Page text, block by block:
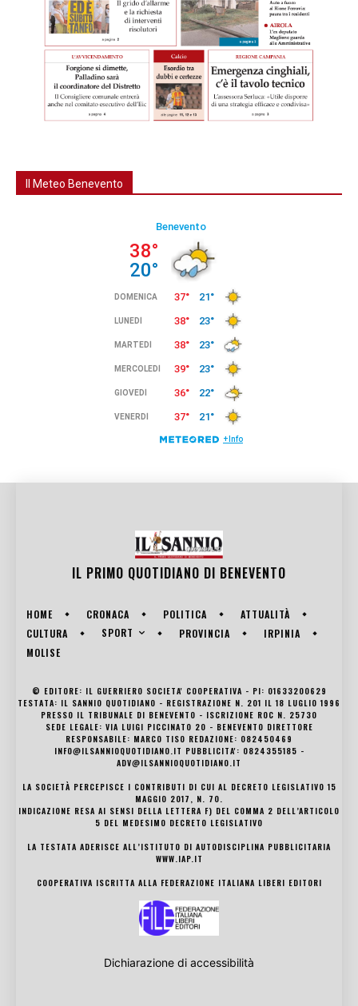
Il Meteo Benevento
IL PRIMO QUOTIDIANO DI BENEVENTO
HOME CRONACA POLITICA
ATTUALITÀ
CULTURA
SPORT PROVINCIA
IRPINIA
MOLISE
© EDITORE: IL GUERRIERO SOCIETA' COOPERATIVA - PI: 01633200629
TESTATA: IL SANNIO QUOTIDIANO - REGISTRAZIONE N. 201 IL 18 LUGLIO 1996
PRESSO IL TRIBUNALE DI BENEVENTO - ISCRIZIONE ROC N. 25730
SEDE LEGALE: VIA LUIGI PICCINATO 20 - BENEVENTO DIRETTORE
RESPONSABILE: MARCO TISO REDAZIONE: 082450469
INFO@ILSANNIOQUOTIDIANO.IT PUBBLICITA': 0824355185 -
ADV@ILSANNIOQUOTIDIANO.IT
LA SOCIETÀ PERCEPISCE I CONTRIBUTI DI CUI AL DECRETO LEGISLATIVO 15
MAGGIO 2017, N. 70.
INDICAZIONE RESA AI SENSI DELLA LETTERA F) DEL COMMA 2 DELL’ARTICOLO
5 DEL MEDESIMO DECRETO LEGISLATIVO
LA TESTATA ADERISCE ALL’ISTITUTO DI AUTODISCIPLINA PUBBLICITARIA
WWW.IAP.IT
COOPERATIVA ISCRITTA ALLA FEDERAZIONE ITALIANA LIBERI EDITORI
Dichiarazione di accessibilità